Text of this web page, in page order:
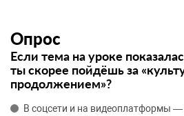
Опрос
Если тема на уроке
ты скорее пойдёшь за
продолжением»?
В соцсети и на видеоплатформы